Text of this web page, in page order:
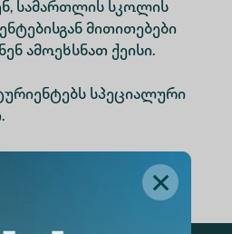
სამართლის სკოლის
მითითებები
ამოეხსნათ ქეისი.
სპეციალური